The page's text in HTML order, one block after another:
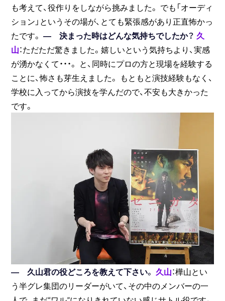
も考えて、役作りをしながら挑みました。 でも「オーディ
ション」というその場が、とても緊張感があり正直怖かっ
たです。― 決まった時はどんな気持ちでしたか？ 久
山：ただただ驚きました。嬉しいという気持ちより、実感
が湧かなくて・・・。 と、同時にプロの方と現場を経験する
ことに、怖さも芽生えました。 もともと演技経験もなく、
学校に入ってから演技を学んだので、不安も大きかった
です。
― 久山君の役どころを教えて下さい。 久山：樺山とい
う半グレ集団のリーダーがいて、その中のメンバーの一